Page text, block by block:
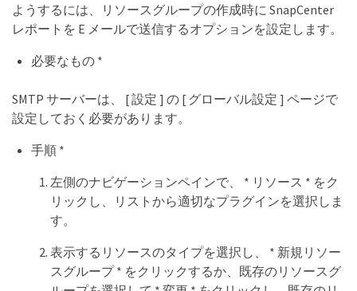
ようするには、リソースグループの作成時に SnapCenter
レポートを E メールで送信するオプションを設定します。
必要なもの *
SMTP サーバーは、 [ 設定 ] の [ グローバル設定 ] ページで
設定しておく必要があります。
手順 *
左側のナビゲーションペインで、 * リソース * をク
リックし、リストから適切なプラグインを選択しま
す。
表示するリソースのタイプを選択し、 * 新規リソー
スグループ * をクリックするか、既存のリソースグ